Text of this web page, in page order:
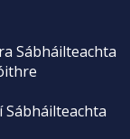
Sábháilteachta
Sábháilteachta